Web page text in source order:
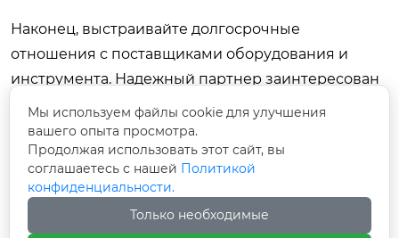
Наконец, выстраивайте долгосрочные
отношения с поставщиками оборудования и
инструмента. Надежный партнер заинтересован
в вашем успехе и готов предложить
инжиниринговую поддержку, помощь в подборе
режимов и оперативную поставку запчастей.
Рынок переполнен предложениями, но найти
партнера, который разделяет ваши ценности
качества и надежности, — задача
Мы используем файлы cookie для улучшения
вашего опыта просмотра.
Продолжая использовать этот сайт, вы
соглашаетесь с нашей Политикой
конфиденциальности.
Только необходимые